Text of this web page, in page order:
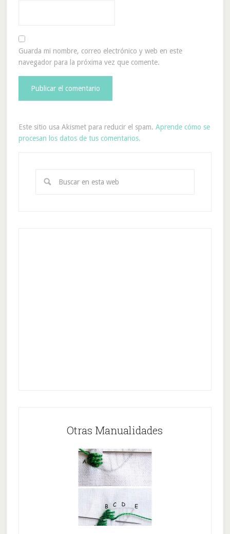
Guarda mi nombre, correo electrónico y web en este
navegador para la próxima vez que comente.
Este sitio usa Akismet para reducir el spam. Aprende cómo se
procesan los datos de tus comentarios.
Otras Manualidades